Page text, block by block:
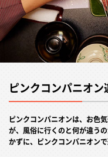
ピンクコンパニオ
ピンクコンパニオンは、お色
が、風俗に行くのと何が違う
かずに、ピンクコンパニオン